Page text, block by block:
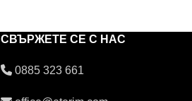
СВЪРЖЕТЕ СЕ С НАС
0885 323 661